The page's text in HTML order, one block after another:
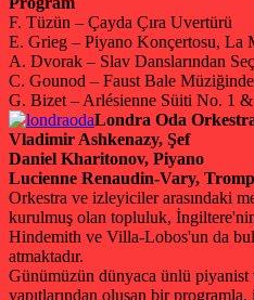
F. Tüzün – Çayda Çıra Uvertürü
E. Grieg – Piyano Konçertosu, La
A. Dvorak – Slav Danslarından
C. Gounod – Faust Bale
G. Bizet – Arlésienne Süiti No. 1
Londra Oda
Vladimir Ashkenazy, Şef
Daniel Kharitonov, Piyano
Lucienne Renaudin-Vary,
Orkestra ve izleyiciler arasındaki
kurulmuş olan topluluk,
Hindemith ve Villa-Lobos'un da
atmaktadır.
Günümüzün dünyaca ünlü
yapıtlarından oluşan bir